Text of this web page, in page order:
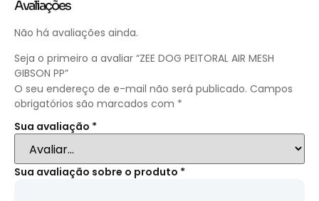
Avaliações
Não há avaliações ainda.
Seja o primeiro a avaliar “ZEE DOG PEITORAL AIR MESH
GIBSON PP”
O seu endereço de e-mail não será publicado. Campos
obrigatórios são marcados com *
Sua avaliação *
Sua avaliação sobre o produto *